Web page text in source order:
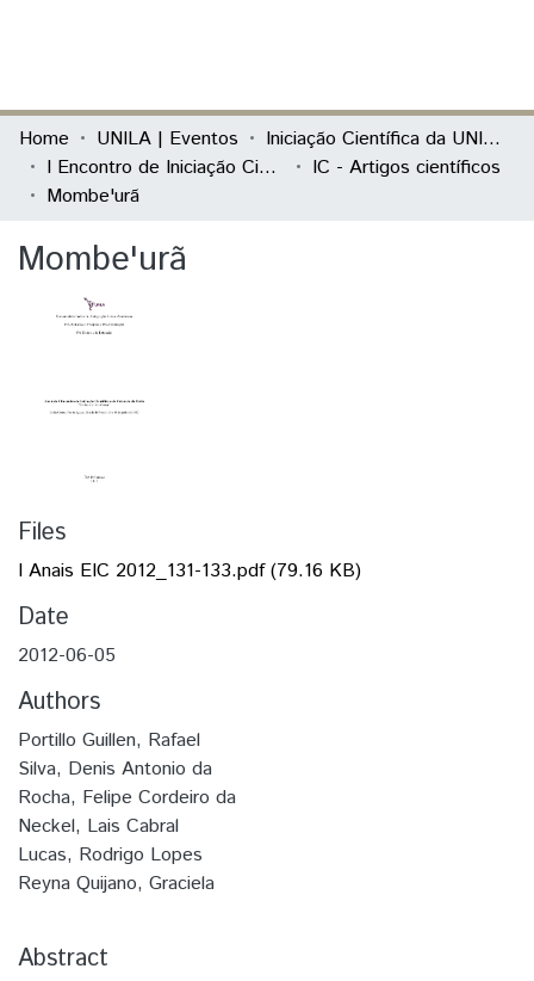
Communities & Collections
All of DSpace
Home UNILA | Eventos
Iniciação Científica da UNILA (IC)
I Encontro de Iniciação Científica e de Extensão da Unila "Conhecer e Transformar"
IC - Artigos científicos
Mombe'urã
Mombe'urã
Files
I Anais EIC 2012_131-133.pdf(79.16 KB)
Date
2012-06-05
Authors
Portillo Guillen, Rafael
Silva, Denis Antonio da
Rocha, Felipe Cordeiro da
Neckel, Lais Cabral
Lucas, Rodrigo Lopes
Reyna Quijano, Graciela
Abstract